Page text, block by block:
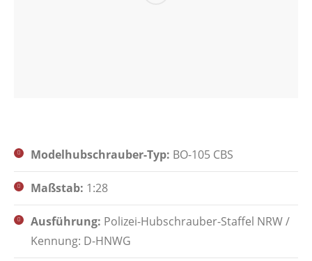
Modelhubschrauber-Typ: BO-105 CBS
Maßstab: 1:28
Ausführung: Polizei-Hubschrauber-Staffel NRW /
Kennung: D-HNWG